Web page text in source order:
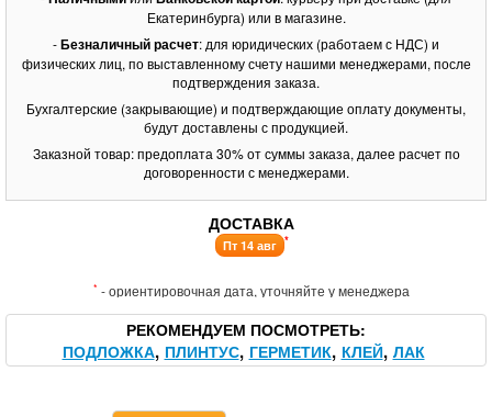
Екатеринбурга) или в магазине.
-Безналичный расчет: для юридических (работаем с НДС) и
физических лиц, по выставленному счету нашими менеджерами, после
подтверждения заказа.
Бухгалтерские (закрывающие) и подтверждающие оплату документы,
будут доставлены с продукцией.
Заказной товар: предоплата 30% от суммы заказа, далее расчет по
договоренности с менеджерами.
ДОСТАВКА
Пт 14 авг *
* - ориентировочная дата, уточняйте у менеджера
РЕКОМЕНДУЕМ ПОСМОТРЕТЬ
ПОДЛОЖКА ПЛИНТУС ГЕРМЕТИК КЛЕЙ ЛАК